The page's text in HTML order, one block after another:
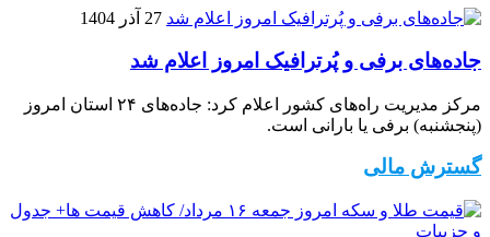
27 آذر 1404
جاده‌های برفی و پُرترافیک امروز اعلام شد
مرکز مدیریت راه‌های کشور اعلام کرد: جاده‌های ۲۴ استان امروز
(پنجشنبه) برفی یا بارانی است.
گسترش مالی